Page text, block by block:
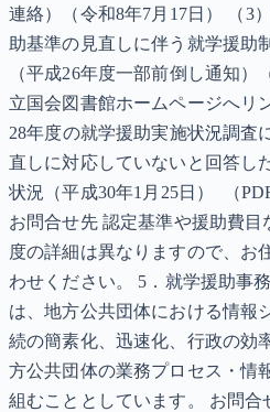
連絡）（令和8年7月17日） （3
助基準の見直しに伴う就学援助
（平成26年度一部前倒し通知
立国会図書館ホームページへリ
28年度の就学援助実施状況調査
直しに対応していないと回答し
状況（平成30年1月25日） （
お問合せ先 認定基準や援助費目
度の詳細は異なりますので、お
わせください。 5．就学援助事
は、地方公共団体における情報
続の簡素化、迅速化、行政の効
方公共団体の業務プロセス・情
組むこととしています。 お問合